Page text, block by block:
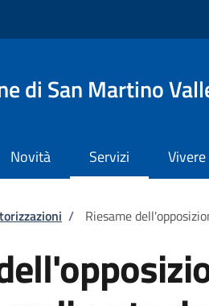
di San Martino
Novità Servizi
/ Riesame